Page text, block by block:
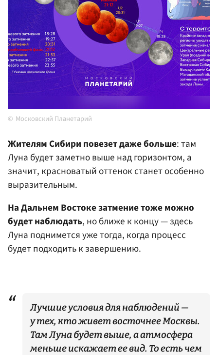
Московский Планетарий
Жителям Сибири повезет даже больше: там
Луна будет заметно выше над горизонтом, а
значит, красноватый оттенок станет особенно
выразительным.
На Дальнем Востоке затмение тоже можно
будет наблюдать, но ближе к концу — здесь
Луна поднимется уже тогда, когда процесс
будет подходить к завершению.
Лучшие условия для наблюдений —
у тех, кто живет восточнее Москвы.
Там Луна будет выше, а атмосфера
меньше искажает ее вид. То есть чем